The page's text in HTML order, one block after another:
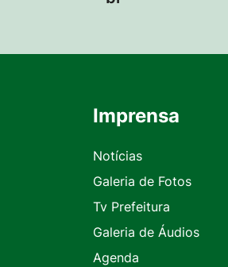
Seção do Rodapé e Contato
Imprensa
Notícias
Galeria de Fotos
Tv Prefeitura
Galeria de Áudios
Agenda